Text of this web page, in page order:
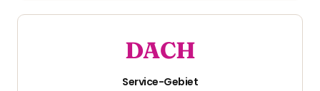
DACH
Service-Gebiet